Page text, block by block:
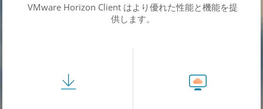
VMware Horizon Client はより優れた性能と機能を提
供します。